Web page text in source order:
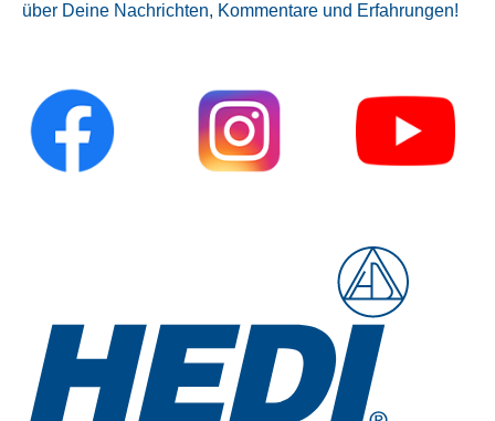
über Deine Nachrichten, Kommentare und Erfahrungen!